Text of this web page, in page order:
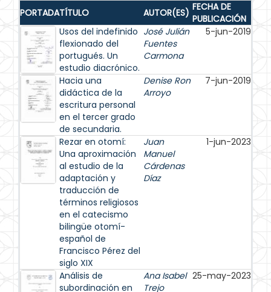
PORTADATÍTULO AUTOR(ES) FECHA DE
PUBLICACIÓN
Usos del indefinido
flexionado del
portugués. Un
estudio diacrónico.
José Julián
Fuentes
Carmona
5-jun-2019
Hacia una
didáctica de la
escritura personal
en el tercer grado
de secundaria.
Denise Ron
Arroyo
7-jun-2019
Rezar en otomí:
Una aproximación
al estudio de la
adaptación y
traducción de
términos religiosos
en el catecismo
bilingüe otomí-
español de
Francisco Pérez del
siglo XIX
Juan
Manuel
Cárdenas
Díaz
1-jun-2023
Análisis de
subordinación en
Ana Isabel
Trejo
25-may-2023